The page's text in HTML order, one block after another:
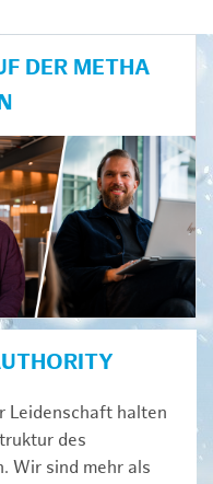
DER METHA
Leidenschaft halten
des
Wir sind mehr als